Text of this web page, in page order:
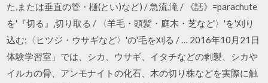
た,または垂直の管・樋(とい)など) / 急流,滝 / 《話》=parachute
を'『切る』,切り取る / 〈羊毛・頭髪・庭木・芝など〉'を'刈り
込む;〈ヒツジ・ウサギなど〉'の'毛を刈る / … 2016年10月21日
体験学習室」では、シカ、ウサギ、イタチなどの剥製、シカや
イルカの骨、アンモナイトの化石、木の切り株などを実際に触